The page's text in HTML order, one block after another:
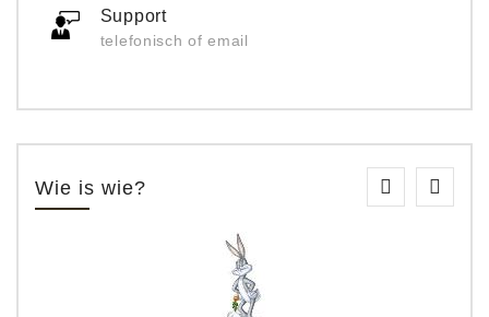
Support
telefonisch of email
Wie is wie?